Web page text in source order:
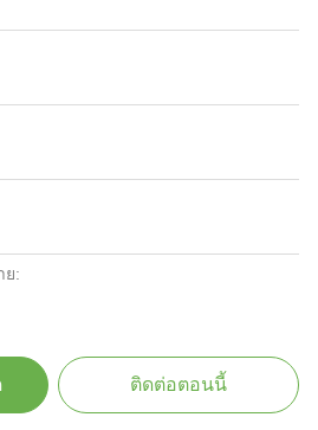
ย:
ติดต่อตอนนี้